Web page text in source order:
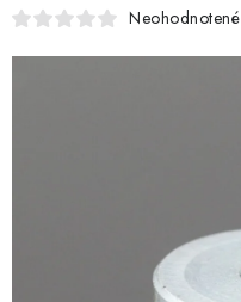
Neohodnotené